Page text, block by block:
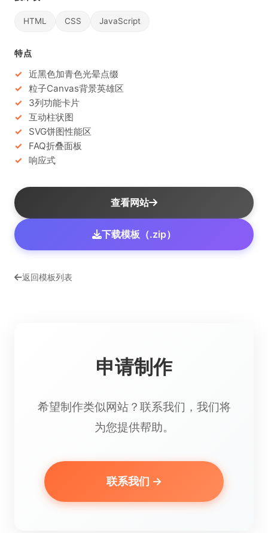
HTML CSS JavaScript
特点
近黑色加青色光晕点缀
粒子Canvas背景英雄区
3列功能卡片
互动柱状图
SVG饼图性能区
FAQ折叠面板
响应式
查看网站
下载模板（.zip）
返回模板列表
申请制作
希望制作类似网站？联系我们，我们将
为您提供帮助。
联系我们 →